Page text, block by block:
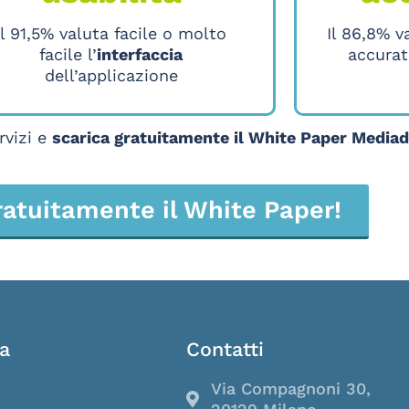
91,5% valuta facile o molto
facile l’interfaccia
dell’applicazione
Il 86,8%
e scarica gratuitamente il White Paper
il White Paper!
Contatti
Via Compagnoni 30,